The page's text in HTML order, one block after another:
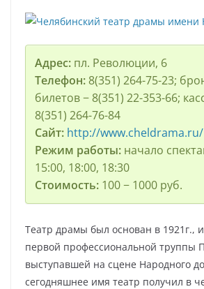
Адрес:пл. Революции, 6
Телефон:8(351) 264-75-23;
билетов − 8(351) 22-353-66;
8(351) 264-76-84
Сайт: http://www.cheldrama.ru/
Режим работы:начало
15:00, 18:00, 18:30
Стоимость:100 − 1000 руб.
Театр драмы был основан в 1921г.,
первой профессиональной труппы
выступавшей на сцене Народного
сегодняшнее имя театр получил в